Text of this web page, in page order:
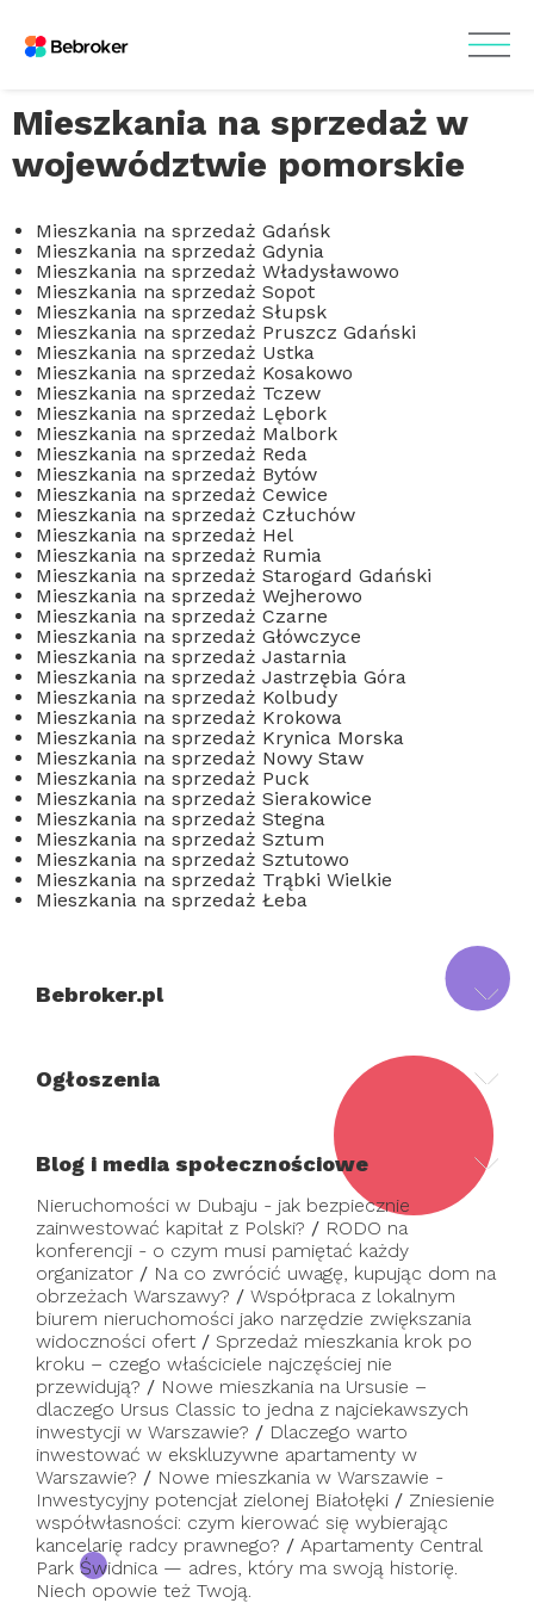
Mieszkania na sprzedaż w
województwie pomorskie
Mieszkania na sprzedaż Gdańsk
Mieszkania na sprzedaż Gdynia
Mieszkania na sprzedaż Władysławowo
Mieszkania na sprzedaż Sopot
Mieszkania na sprzedaż Słupsk
Mieszkania na sprzedaż Pruszcz Gdański
Mieszkania na sprzedaż Ustka
Mieszkania na sprzedaż Kosakowo
Mieszkania na sprzedaż Tczew
Mieszkania na sprzedaż Lębork
Mieszkania na sprzedaż Malbork
Mieszkania na sprzedaż Reda
Mieszkania na sprzedaż Bytów
Mieszkania na sprzedaż Cewice
Mieszkania na sprzedaż Człuchów
Mieszkania na sprzedaż Hel
Mieszkania na sprzedaż Rumia
Mieszkania na sprzedaż Starogard Gdański
Mieszkania na sprzedaż Wejherowo
Mieszkania na sprzedaż Czarne
Mieszkania na sprzedaż Główczyce
Mieszkania na sprzedaż Jastarnia
Mieszkania na sprzedaż Jastrzębia Góra
Mieszkania na sprzedaż Kolbudy
Mieszkania na sprzedaż Krokowa
Mieszkania na sprzedaż Krynica Morska
Mieszkania na sprzedaż Nowy Staw
Mieszkania na sprzedaż Puck
Mieszkania na sprzedaż Sierakowice
Mieszkania na sprzedaż Stegna
Mieszkania na sprzedaż Sztum
Mieszkania na sprzedaż Sztutowo
Mieszkania na sprzedaż Trąbki Wielkie
Mieszkania na sprzedaż Łeba
Bebroker.pl
Ogłoszenia
Blog i media społecznościowe
Nieruchomości w Dubaju - jak bezpiecznie
zainwestować kapitał z Polski? / RODO na
konferencji - o czym musi pamiętać każdy
organizator / Na co zwrócić uwagę, kupując dom na
obrzeżach Warszawy? / Współpraca z lokalnym
biurem nieruchomości jako narzędzie zwiększania
widoczności ofert / Sprzedaż mieszkania krok po
kroku – czego właściciele najczęściej nie
przewidują? / Nowe mieszkania na Ursusie –
dlaczego Ursus Classic to jedna z najciekawszych
inwestycji w Warszawie? / Dlaczego warto
inwestować w ekskluzywne apartamenty w
Warszawie? / Nowe mieszkania w Warszawie -
Inwestycyjny potencjał zielonej Białołęki / Zniesienie
współwłasności: czym kierować się wybierając
kancelarię radcy prawnego? / Apartamenty Central
Park Świdnica — adres, który ma swoją historię.
Niech opowie też Twoją.